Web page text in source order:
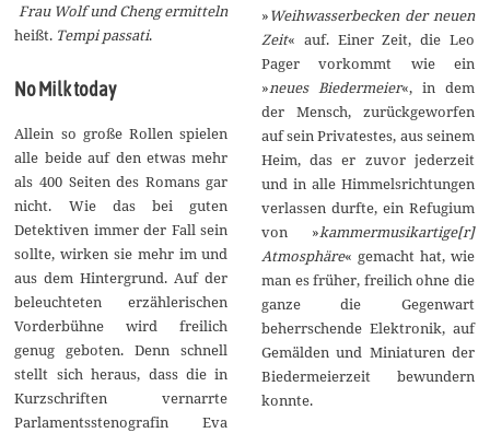
Frau Wolf und Cheng ermitteln
heißt. Tempi passati.
No Milk today
Allein so große Rollen spielen
alle beide auf den etwas mehr
als 400 Seiten des Romans gar
nicht. Wie das bei guten
Detektiven immer der Fall sein
sollte, wirken sie mehr im und
aus dem Hintergrund. Auf der
beleuchteten erzählerischen
Vorderbühne wird freilich
genug geboten. Denn schnell
stellt sich heraus, dass die in
Kurzschriften vernarrte
Parlamentsstenografin Eva
»Weihwasserbecken der neuen
Zeit« auf. Einer Zeit, die Leo
Pager vorkommt wie ein
»neues Biedermeier«, in dem
der Mensch, zurückgeworfen
auf sein Privatestes, aus seinem
Heim, das er zuvor jederzeit
und in alle Himmelsrichtungen
verlassen durfte, ein Refugium
von »kammermusikartige[r]
Atmosphäre« gemacht hat, wie
man es früher, freilich ohne die
ganze die Gegenwart
beherrschende Elektronik, auf
Gemälden und Miniaturen der
Biedermeierzeit bewundern
konnte.